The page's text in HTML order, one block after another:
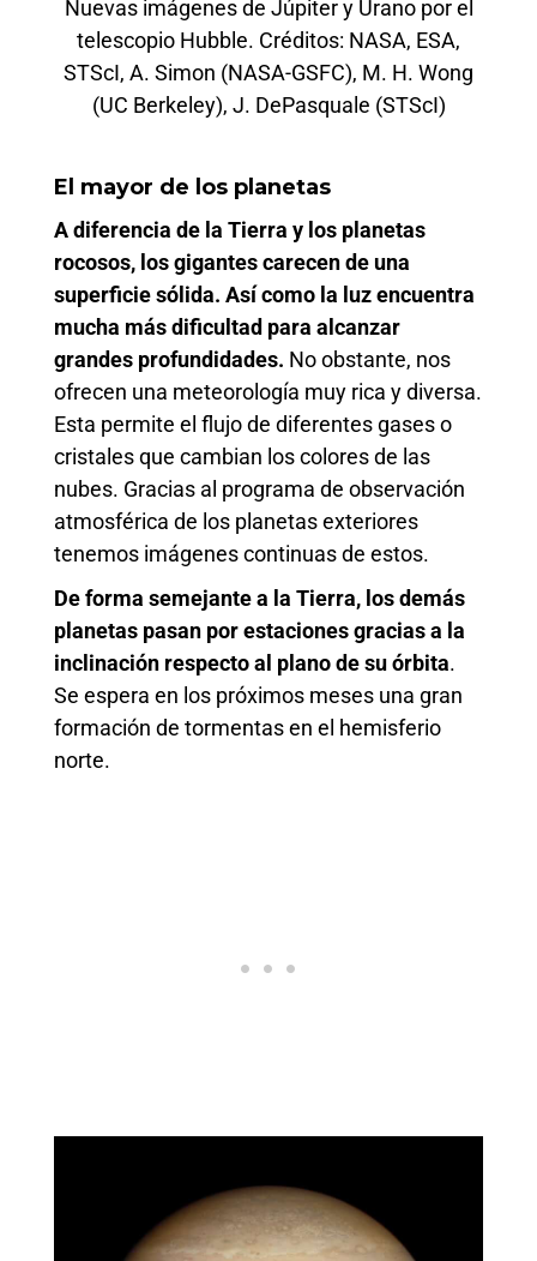
Nuevas imágenes de Júpiter y Urano por el
telescopio Hubble. Créditos: NASA, ESA,
STScI, A. Simon (NASA-GSFC), M. H. Wong
(UC Berkeley), J. DePasquale (STScI)
El mayor de los planetas
A diferencia de la Tierra y los planetas
rocosos, los gigantes carecen de una
superficie sólida. Así como la luz encuentra
mucha más dificultad para alcanzar
grandes profundidades. No obstante, nos
ofrecen una meteorología muy rica y diversa.
Esta permite el flujo de diferentes gases o
cristales que cambian los colores de las
nubes. Gracias al programa de observación
atmosférica de los planetas exteriores
tenemos imágenes continuas de estos.
De forma semejante a la Tierra, los demás
planetas pasan por estaciones gracias a la
inclinación respecto al plano de su órbita.
Se espera en los próximos meses una gran
formación de tormentas en el hemisferio
norte.